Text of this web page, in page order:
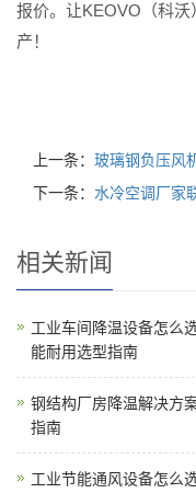
报价。让KEOVO（科
产！
上一条： 玻璃钢负压风
下一条： 水冷空调厂家
相关新闻
工业车间降温设备怎么
能耐用选型指南
钢结构厂房降温解决方
指南
工业节能通风设备怎么